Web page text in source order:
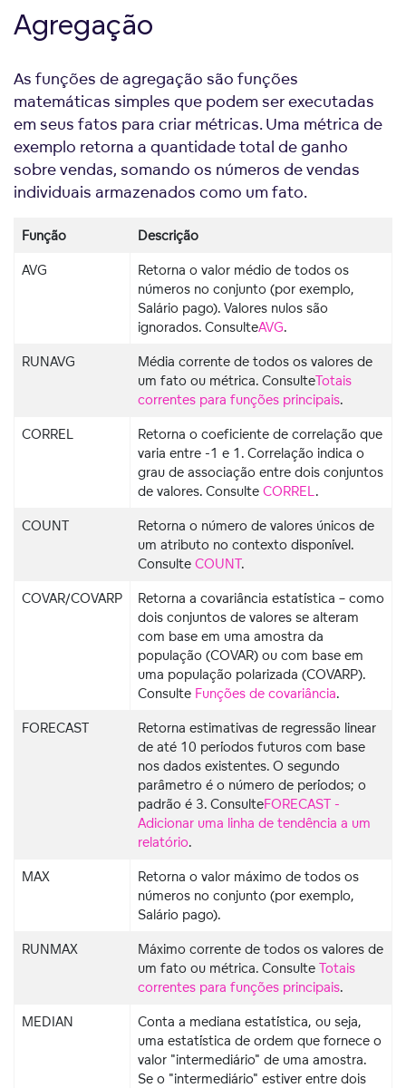
Agregação
As funções de agregação são funções
matemáticas simples que podem ser executadas
em seus fatos para criar métricas. Uma métrica de
exemplo retorna a quantidade total de ganho
sobre vendas, somando os números de vendas
individuais armazenados como um fato.
Função Descrição
AVG
Retorna o valor médio de todos os
números no conjunto (por exemplo,
Salário pago). Valores nulos são
ignorados. ConsulteAVG.
RUNAVG
Média corrente de todos os valores de
um fato ou métrica. ConsulteTotais
correntes para funções principais.
CORREL
Retorna o coeficiente de correlação que
varia entre -1 e 1. Correlação indica o
grau de associação entre dois conjuntos
de valores. Consulte CORREL .
COUNT
Retorna o número de valores únicos de
um atributo no contexto disponível.
Consulte COUNT.
COVAR/COVARP
Retorna a covariância estatística – como
dois conjuntos de valores se alteram
com base em uma amostra da
população (COVAR) ou com base em
uma população polarizada (COVARP).
Consulte Funções de covariância.
FORECAST
Retorna estimativas de regressão linear
de até 10 períodos futuros com base
nos dados existentes. O segundo
parâmetro é o número de períodos; o
padrão é 3. ConsulteFORECAST -
Adicionar uma linha de tendência a um
relatório.
MAX
Retorna o valor máximo de todos os
números no conjunto (por exemplo,
Salário pago).
RUNMAX
Máximo corrente de todos os valores de
um fato ou métrica. Consulte Totais
correntes para funções principais.
MEDIAN
Conta a mediana estatística, ou seja,
uma estatística de ordem que fornece o
valor "intermediário" de uma amostra.
Se o "intermediário" estiver entre dois